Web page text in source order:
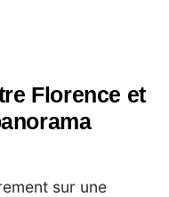
Florence et
sur une